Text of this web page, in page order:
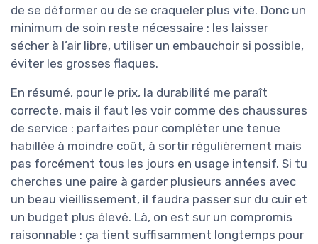
de se déformer ou de se craqueler plus vite. Donc un
minimum de soin reste nécessaire : les laisser
sécher à l’air libre, utiliser un embauchoir si possible,
éviter les grosses flaques.
En résumé, pour le prix, la durabilité me paraît
correcte, mais il faut les voir comme des chaussures
de service : parfaites pour compléter une tenue
habillée à moindre coût, à sortir régulièrement mais
pas forcément tous les jours en usage intensif. Si tu
cherches une paire à garder plusieurs années avec
un beau vieillissement, il faudra passer sur du cuir et
un budget plus élevé. Là, on est sur un compromis
raisonnable : ça tient suffisamment longtemps pour